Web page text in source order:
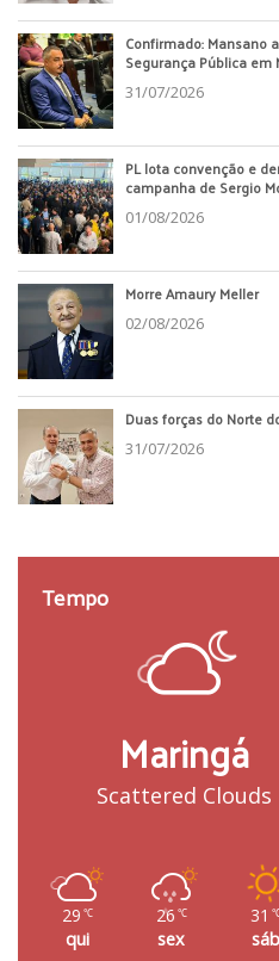
Confirmado: Mansano
Segurança Pública em
31/07/2026
PL lota convenção e
campanha de Sergio
01/08/2026
Morre Amaury Meller
02/08/2026
Duas forças do Norte
31/07/2026
Tempo
Maringá
Scattered Clouds
29 ℃
qui
26 ℃
sex
31
sáb